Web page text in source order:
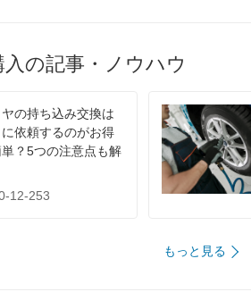
の記事・ノウハウ
ヤの持ち込み交換は
に依頼するのがお得
？5つの注意点も解
12-253
もっと見る